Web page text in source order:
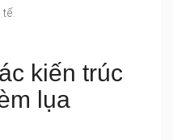
kiến trúc
lụa